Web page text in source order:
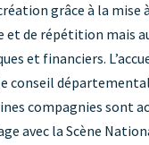
grâce à la mise
et de répétition mais
et financiers.
conseil départemental
compagnies sont
avec la Scène